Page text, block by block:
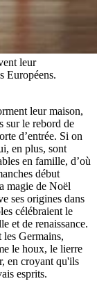
leur
Européens.
leur maison,
sur le rebord de
d’entrée. Si on
en plus, sont
en famille, d’où
début
magie de Noël
ses origines dans
célébraient le
et de renaissance.
les Germains,
le houx, le lierre
en croyant qu'ils
esprits.